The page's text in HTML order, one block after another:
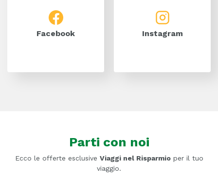
Facebook Instagram
Parti con noi
Ecco le offerte esclusive Viaggi nel Risparmioper il tuo
viaggio.